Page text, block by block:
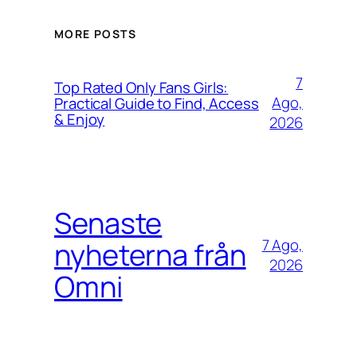
MORE POSTS
Top Rated Only Fans Girls:
Practical Guide to Find, Access
& Enjoy
7
Ago,
2026
Senaste
nyheterna från
Omni
7 Ago,
2026